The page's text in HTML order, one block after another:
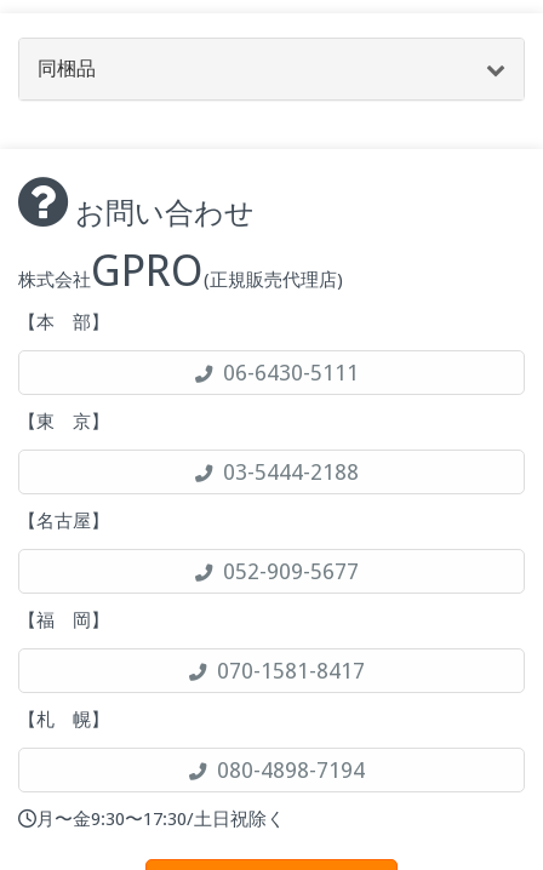
同梱品
お問い合わせ
株式会社GPRO(正規販売代理店)
【本 部】
06-6430-5111
【東 京】
03-5444-2188
【名古屋】
052-909-5677
【福 岡】
070-1581-8417
【札 幌】
080-4898-7194
月〜金9:30〜17:30/土日祝除く